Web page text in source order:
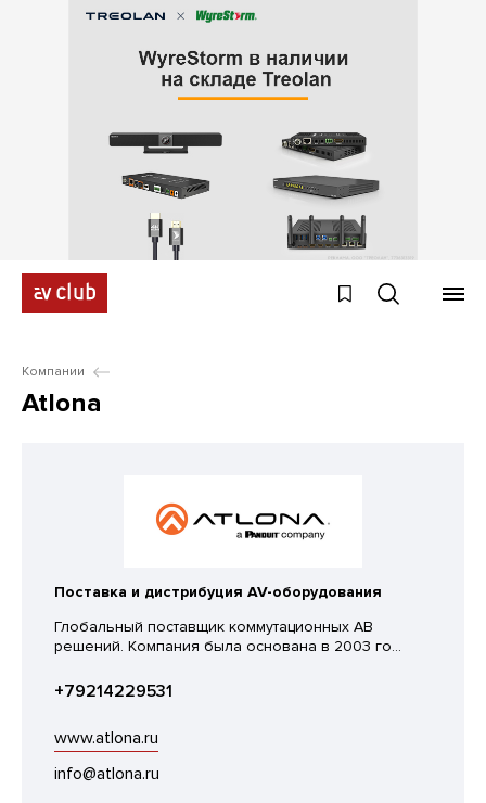
Компании
Atlona
Поставка и дистрибуция AV-оборудования
Глобальный поставщик коммутационных АВ
решений. Компания была основана в 2003 го...
+79214229531
www.atlona.ru
info@atlona.ru